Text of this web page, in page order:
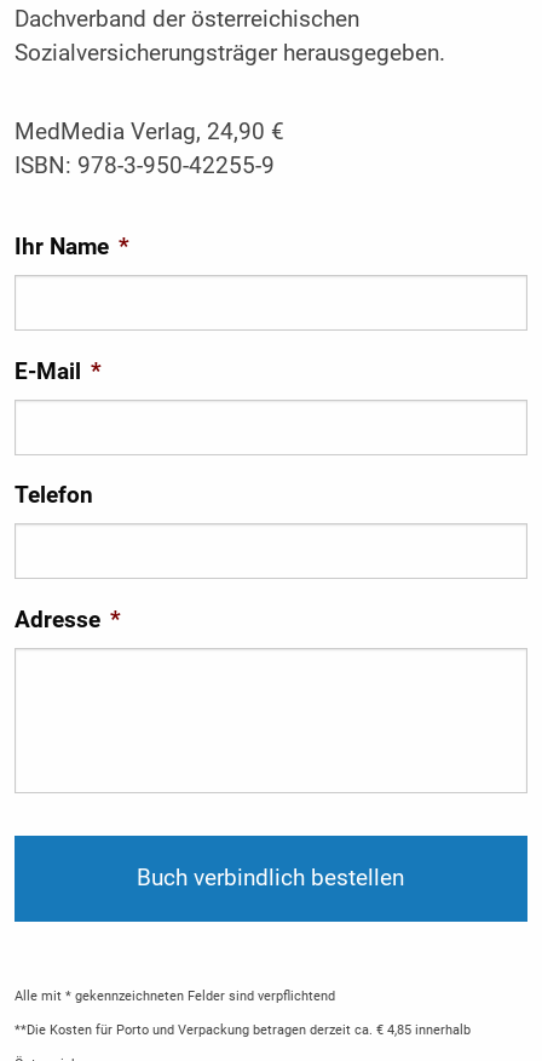
Dachverband der österreichischen
Sozialversicherungsträger herausgegeben.
MedMedia Verlag, 24,90 €
ISBN: 978-3-950-42255-9
Ihr Name *
E-Mail *
Telefon
Adresse *
CAPTCHA
Alle mit * gekennzeichneten Felder sind verpflichtend
**Die Kosten für Porto und Verpackung betragen derzeit ca. € 4,85 innerhalb